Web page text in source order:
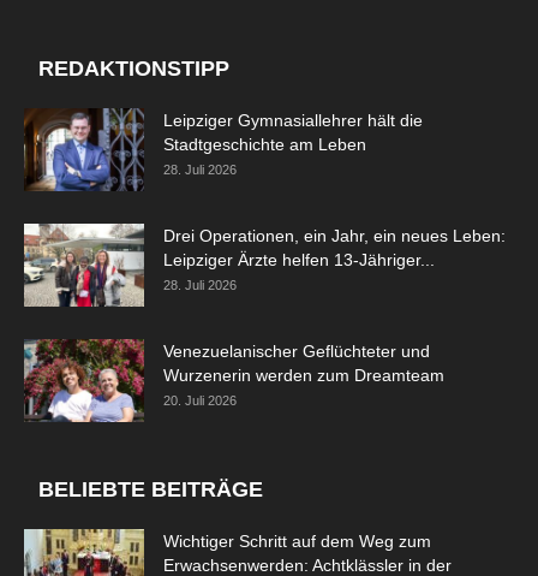
REDAKTIONSTIPP
Leipziger Gymnasiallehrer hält die
Stadtgeschichte am Leben
28. Juli 2026
Drei Operationen, ein Jahr, ein neues Leben:
Leipziger Ärzte helfen 13-Jähriger...
28. Juli 2026
Venezuelanischer Geflüchteter und
Wurzenerin werden zum Dreamteam
20. Juli 2026
BELIEBTE BEITRÄGE
Wichtiger Schritt auf dem Weg zum
Erwachsenwerden: Achtklässler in der